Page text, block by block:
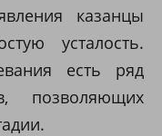
казанцы
усталость.
есть ряд
позволяющих